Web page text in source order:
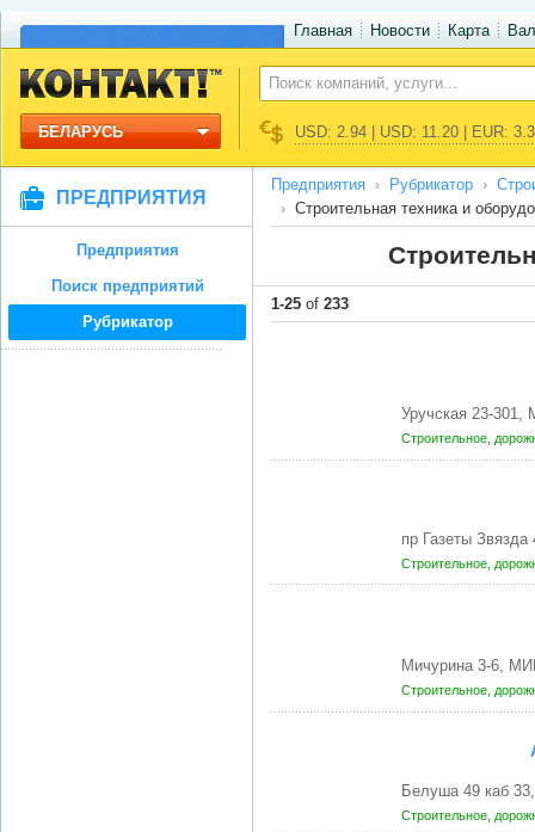
Главная Новости Карта
БЕЛАРУСЬ USD: 2.94 | USD: 11.20 | EUR:
ПРЕДПРИЯТИЯ
Предприятия
Поиск предприятий
Рубрикатор
Предприятия Рубрикатор
Строительная техника и
1-25 of 233
Уручская 23-
Строительное,
пр Газеты
Строительное,
Мичурина 3-6,
Строительное,
Белуша 49 каб
Строительное,